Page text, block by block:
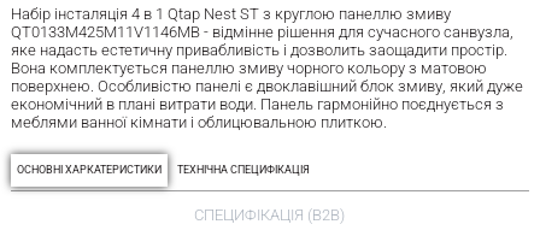
Набір інсталяція 4 в 1 Qtap Nest ST з круглою панеллю змиву
QT0133M425M11V1146MB - відмінне рішення для сучасного санвузла,
яке надасть естетичну привабливість і дозволить заощадити простір.
Вона комплектується панеллю змиву чорного кольору з матовою
поверхнею. Особливістю панелі є двоклавішний блок змиву, який дуже
економічний в плані витрати води. Панель гармонійно поєднується з
меблями ванної кімнати і облицювальною плиткою.
ОСНОВНІ ХАРКАТЕРИСТИКИ ТЕХНІЧНА СПЕЦИФІКАЦІЯ
СПЕЦИФІКАЦІЯ (B2B)